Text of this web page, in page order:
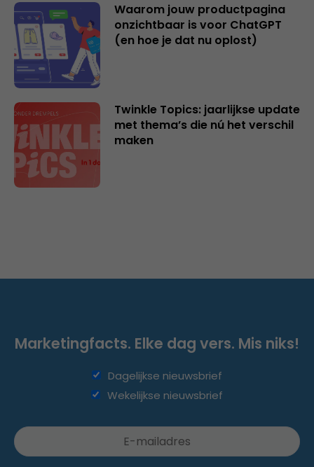
Waarom jouw productpagina
onzichtbaar is voor ChatGPT
(en hoe je dat nu oplost)
Twinkle Topics: jaarlijkse update
met thema’s die nú het verschil
maken
Marketingfacts. Elke dag vers. Mis niks!
Dagelijkse nieuwsbrief
Wekelijkse nieuwsbrief